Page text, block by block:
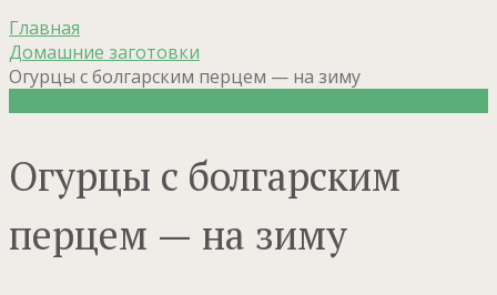
Главная
Домашние заготовки
Огурцы с болгарским перцем — на зиму
Огурцы с болгарским
перцем — на зиму